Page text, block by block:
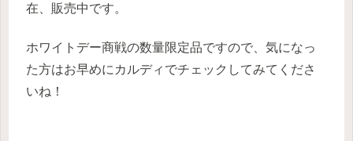
在、販売中です。
ホワイトデー商戦の数量限定品ですので、気になっ
た方はお早めにカルディでチェックしてみてくださ
いね！